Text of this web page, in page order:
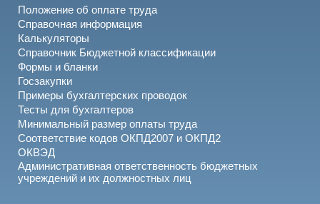
Положение об оплате труда
Справочная информация
Калькуляторы
Справочник Бюджетной классификации
Формы и бланки
Госзакупки
Примеры бухгалтерских проводок
Тесты для бухгалтеров
Минимальный размер оплаты труда
Соответствие кодов ОКПД2007 и ОКПД2
ОКВЭД
Административная ответственность бюджетных
учреждений и их должностных лиц